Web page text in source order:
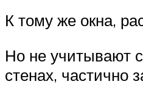
К тому же окна,
Но не учитывают
стенах, частично